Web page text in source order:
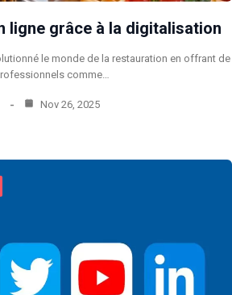
ligne grâce à la digitalisation
le monde de la restauration en offrant de
comme…
Nov 26, 2025